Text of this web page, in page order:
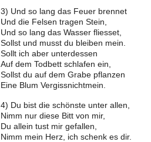
3) Und so lang das Feuer brennet
Und die Felsen tragen Stein,
Und so lang das Wasser fliesset,
Sollst und musst du bleiben mein.
Sollt ich aber unterdessen
Auf dem Todbett schlafen ein,
Sollst du auf dem Grabe pflanzen
Eine Blum Vergissnichtmein.
4) Du bist die schönste unter allen,
Nimm nur diese Bitt von mir,
Du allein tust mir gefallen,
Nimm mein Herz, ich schenk es dir.